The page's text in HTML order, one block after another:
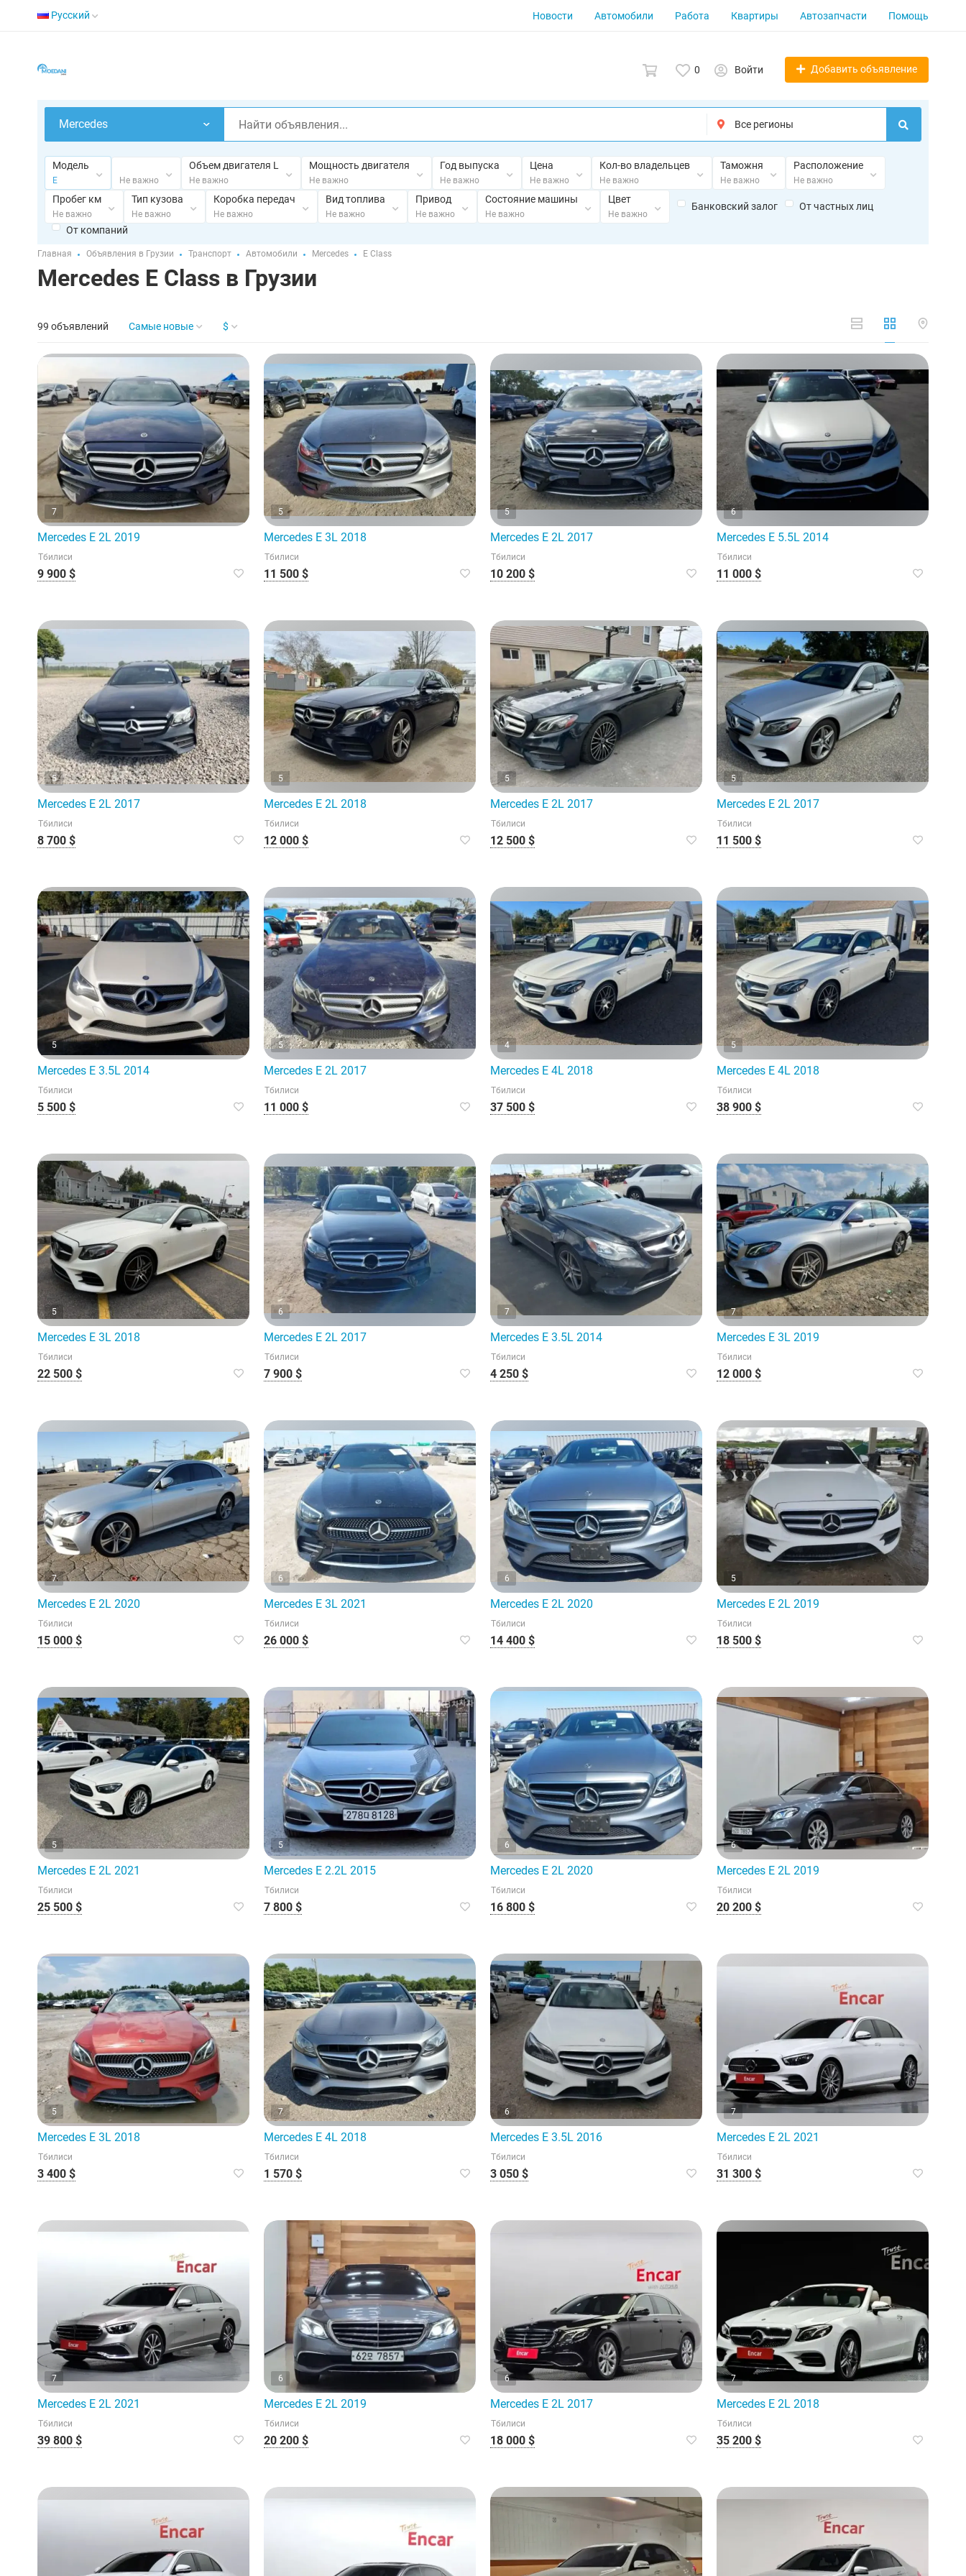
Русский Новости Автомобили Работа Квартиры Автозапчасти Помощь
0 Войти Добавить объявление
Mercedes
Модель
E Не важно
Объем двигателя L
Не важно
Мощность двигателя
Не важно
Год выпуска
Не важно
Цена
Не важно
Кол-во владельцев
Не важно
Таможня
Не важно
Расположение
Не важно
Пробег км
Не важно
Тип кузова
Не важно
Коробка передач
Не важно
Вид топлива
Не важно
Привод
Не важно
Состояние машины
Не важно
Цвет
Не важно
Банковский залог От частных лиц
От компаний
Главная Объявления в Грузии Транспорт Автомобили Mercedes E Class
Mercedes E Class в Грузии
99 объявлений Самые новые $
7
Mercedes E 2L 2019
Тбилиси
9 900 $
5
Mercedes E 3L 2018
Тбилиси
11 500 $
5
Mercedes E 2L 2017
Тбилиси
10 200 $
6
Mercedes E 5.5L 2014
Тбилиси
11 000 $
5
Mercedes E 2L 2017
Тбилиси
8 700 $
5
Mercedes E 2L 2018
Тбилиси
12 000 $
5
Mercedes E 2L 2017
Тбилиси
12 500 $
5
Mercedes E 2L 2017
Тбилиси
11 500 $
5
Mercedes E 3.5L 2014
Тбилиси
5 500 $
5
Mercedes E 2L 2017
Тбилиси
11 000 $
4
Mercedes E 4L 2018
Тбилиси
37 500 $
5
Mercedes E 4L 2018
Тбилиси
38 900 $
5
Mercedes E 3L 2018
Тбилиси
22 500 $
6
Mercedes E 2L 2017
Тбилиси
7 900 $
7
Mercedes E 3.5L 2014
Тбилиси
4 250 $
7
Mercedes E 3L 2019
Тбилиси
12 000 $
7
Mercedes E 2L 2020
Тбилиси
15 000 $
6
Mercedes E 3L 2021
Тбилиси
26 000 $
6
Mercedes E 2L 2020
Тбилиси
14 400 $
5
Mercedes E 2L 2019
Тбилиси
18 500 $
5
Mercedes E 2L 2021
Тбилиси
25 500 $
5
Mercedes E 2.2L 2015
Тбилиси
7 800 $
6
Mercedes E 2L 2020
Тбилиси
16 800 $
6
Mercedes E 2L 2019
Тбилиси
20 200 $
5
Mercedes E 3L 2018
Тбилиси
3 400 $
7
Mercedes E 4L 2018
Тбилиси
1 570 $
6
Mercedes E 3.5L 2016
Тбилиси
3 050 $
7
Mercedes E 2L 2021
Тбилиси
31 300 $
7
Mercedes E 2L 2021
Тбилиси
39 800 $
6
Mercedes E 2L 2019
Тбилиси
20 200 $
6
Mercedes E 2L 2017
Тбилиси
18 000 $
7
Mercedes E 2L 2018
Тбилиси
35 200 $